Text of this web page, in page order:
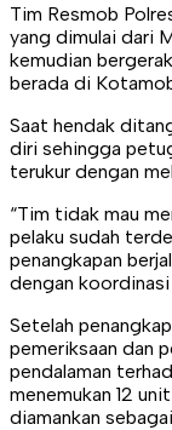
Tim Resmob
yang dimulai dari
kemudian
berada di
Saat hendak
diri sehingga
terukur dengan
“Tim tidak mau
pelaku sudah
penangkapan
dengan koordinasi
Setelah
pemeriksaan dan
pendalaman
menemukan 12
diamankan